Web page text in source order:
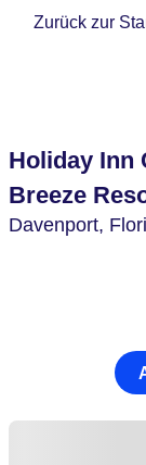
Zurück zur
Holiday Inn
Breeze
Davenport,